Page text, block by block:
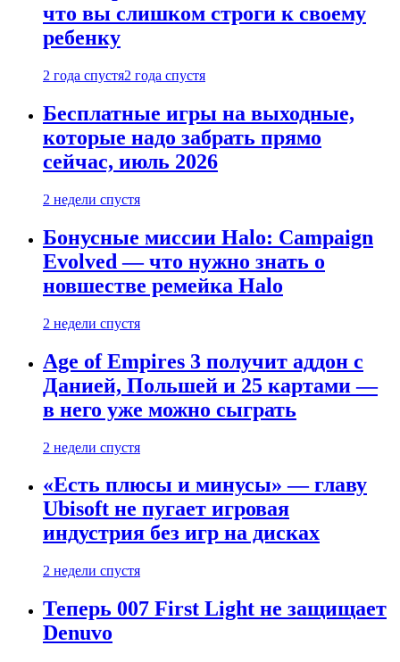
что вы слишком строги к своему
ребенку
2 года спустя2 года спустя
Бесплатные игры на выходные,
которые надо забрать прямо
сейчас, июль 2026
2 недели спустя
Бонусные миссии Halo: Campaign
Evolved — что нужно знать о
новшестве ремейка Halo
2 недели спустя
Age of Empires 3 получит аддон с
Данией, Польшей и 25 картами —
в него уже можно сыграть
2 недели спустя
«Есть плюсы и минусы» — главу
Ubisoft не пугает игровая
индустрия без игр на дисках
2 недели спустя
Теперь 007 First Light не защищает
Denuvo